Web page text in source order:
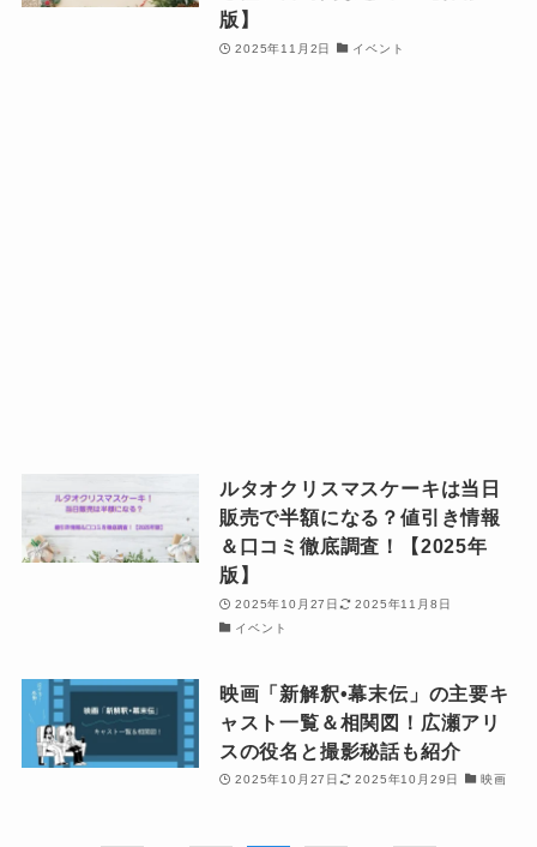
版】
2025年11月2日 イベント
ルタオクリスマスケーキは当日
販売で半額になる？値引き情報
＆口コミ徹底調査！【2025年
版】
2025年10月27日
2025年11月8日
イベント
映画「新解釈•幕末伝」の主要キ
ャスト一覧＆相関図！広瀬アリ
スの役名と撮影秘話も紹介
2025年10月27日 2025年10月29日 映画